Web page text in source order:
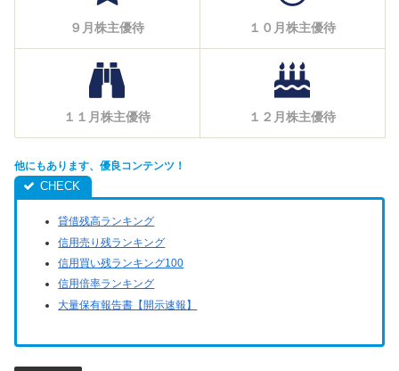
９月株主優待 １０月株主優待
１１月株主優待 １２月株主優待
他にもあります、優良コンテンツ！
貸借残高ランキング
信用売り残ランキング
信用買い残ランキング100
信用倍率ランキング
大量保有報告書【開示速報】